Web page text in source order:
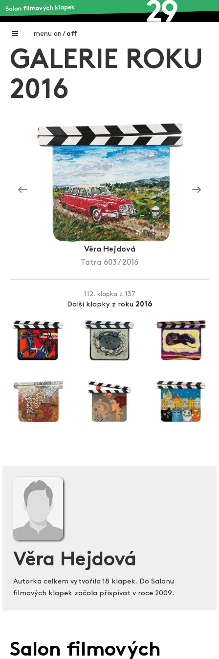
menu on / off
Home
Galerie filmových klapek
O projektu
Aktuální výstavy
Aukce filmových klapek
Aktuality
Zlín Film Festival
GALERIE ROKU
2016
Věra Hejdová
Tatra 603 / 2016
112. klapka z 137
Další klapky z roku 2016
Věra Hejdová
Autorka celkem vytvořila 18 klapek. Do Salonu
filmových klapek začala přispívat v roce 2009.
Salon filmových